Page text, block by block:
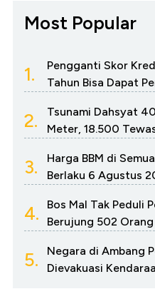
Most Popular
1.
Pengganti Skor
Tahun Bisa Dapat
2.
Tsunami Dahsyat
Meter, 18.500
3.
Harga BBM di
Berlaku 6 Agustus
4.
Bos Mal Tak Peduli
Berujung 502
5.
Negara di Ambang
Dievakuasi